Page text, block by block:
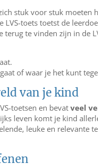
stuk voor stuk moeten
toets toetst de
terug te vinden zijn in de
of waar je het kunt
van je kind
toetsen en bevat veel
leven komt je kind
leuke en relevante